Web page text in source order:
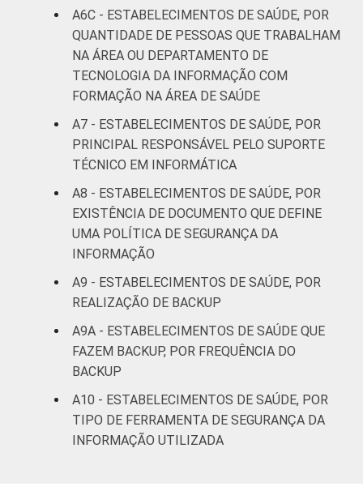
A6C - ESTABELECIMENTOS DE SAÚDE, POR
QUANTIDADE DE PESSOAS QUE TRABALHAM
NA ÁREA OU DEPARTAMENTO DE
TECNOLOGIA DA INFORMAÇÃO COM
FORMAÇÃO NA ÁREA DE SAÚDE
A7 - ESTABELECIMENTOS DE SAÚDE, POR
PRINCIPAL RESPONSÁVEL PELO SUPORTE
TÉCNICO EM INFORMÁTICA
A8 - ESTABELECIMENTOS DE SAÚDE, POR
EXISTÊNCIA DE DOCUMENTO QUE DEFINE
UMA POLÍTICA DE SEGURANÇA DA
INFORMAÇÃO
A9 - ESTABELECIMENTOS DE SAÚDE, POR
REALIZAÇÃO DE BACKUP
A9A - ESTABELECIMENTOS DE SAÚDE QUE
FAZEM BACKUP, POR FREQUÊNCIA DO
BACKUP
A10 - ESTABELECIMENTOS DE SAÚDE, POR
TIPO DE FERRAMENTA DE SEGURANÇA DA
INFORMAÇÃO UTILIZADA